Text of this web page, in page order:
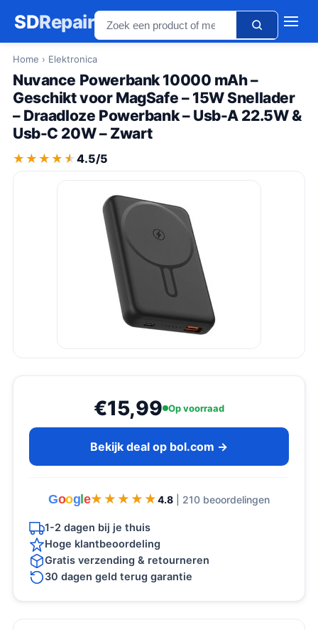
SDRepair
Home › Elektronica
Nuvance Powerbank 10000 mAh –
Geschikt voor MagSafe – 15W Snellader
– Draadloze Powerbank – Usb-A 22.5W &
Usb-C 20W – Zwart
★★★★★
★★★★★ 4.5/5
€15,99 Op voorraad
Bekijk deal op bol.com →
Goog e★★★★★
★★★★★ 4.8 | 210 beoordelingen
1-2 dagen bij je thuis
Hoge klantbeoordeling
Gratis verzending & retourneren
30 dagen geld terug garantie